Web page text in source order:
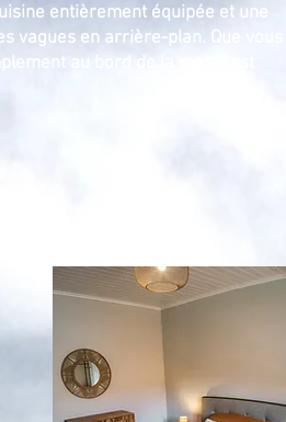
entièrement équipée et une
vagues en arrière-plan. Que vous
au bord de la mer, c'est